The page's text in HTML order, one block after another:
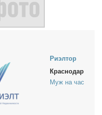
Ри­эл­тор
Краснодар
Муж на час